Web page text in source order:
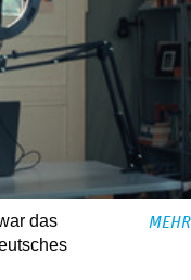
das
MEHR